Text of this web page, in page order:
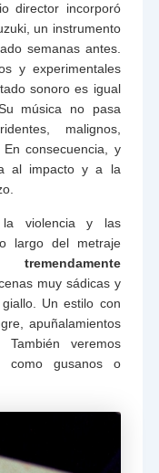
director incorporó
un instrumento
semanas antes.
y experimentales
sonoro es igual
música no pasa
malignos,
En consecuencia, y
al impacto y a la
la violencia y las
largo del metraje
muy sádicas y
Un estilo con
apuñalamientos
veremos
como gusanos o